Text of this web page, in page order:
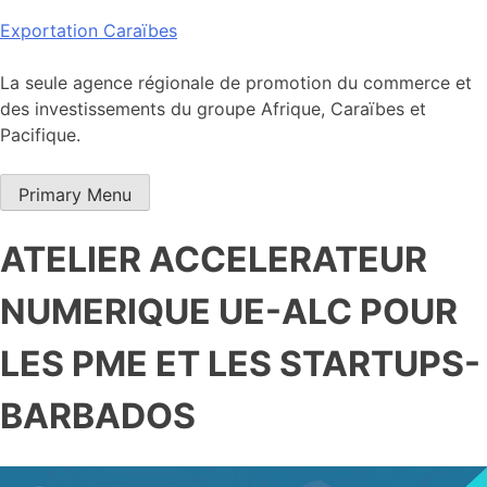
Skip
content
Exportation Caraïbes
La seule agence régionale de promotion du commerce et
des investissements du groupe Afrique, Caraïbes et
Pacifique.
Primary Menu
ATELIER ACCELERATEUR
NUMERIQUE UE-ALC POUR
LES PME ET LES STARTUPS-
BARBADOS